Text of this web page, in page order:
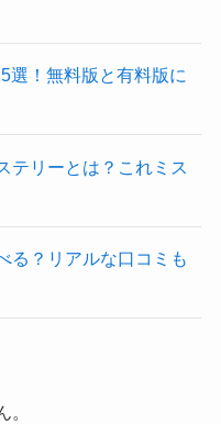
選！無料版と有料版に
テリーとは？これミス
る？リアルな口コミも